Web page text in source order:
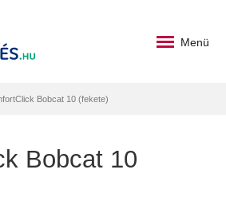
Menü
Bobcat 10 (fekete)
Bobcat 10